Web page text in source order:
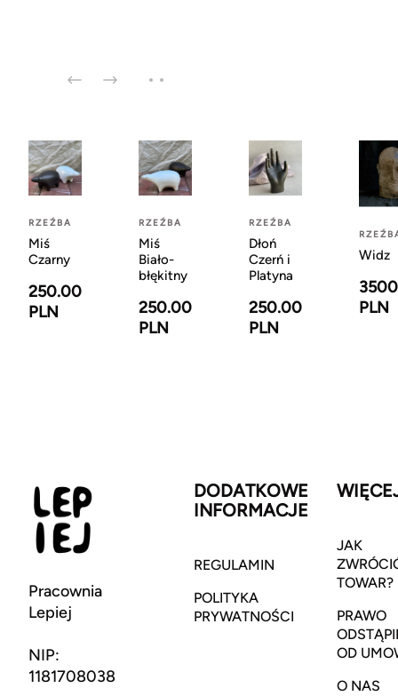
RZEŹBA
Miś
Czarny
250.00
PLN
RZEŹBA
Miś
Biało-
błękitny
250.00
PLN
RZEŹBA
Dłoń
Czerń i
Platyna
250.00
PLN
Widz
PLN
Pracownia
Lepiej
NIP:
1181708038
DODATKOWE
INFORMACJE
REGULAMIN
POLITYKA
PRYWATNOŚCI
JAK
TOWAR?
PRAWO
OD
O NAS